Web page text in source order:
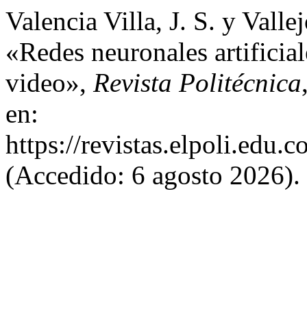
Valencia Villa, J. S. y
«Redes neuronales
video», Revista Politécnica
en:
https://
(Accedido: 6 agosto 2026).